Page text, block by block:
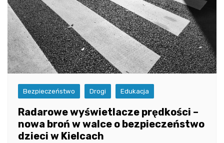
Bezpieczeństwo Drogi Edukacja
Radarowe wyświetlacze prędkości –
nowa broń w walce o bezpieczeństwo
dzieci w Kielcach